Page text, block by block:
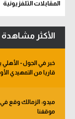
المقابلات التلفزيونية
الأكثر مشاهدة
قاريا من التمهيدي
ميدو: الزمالك وقع في
موقفنا